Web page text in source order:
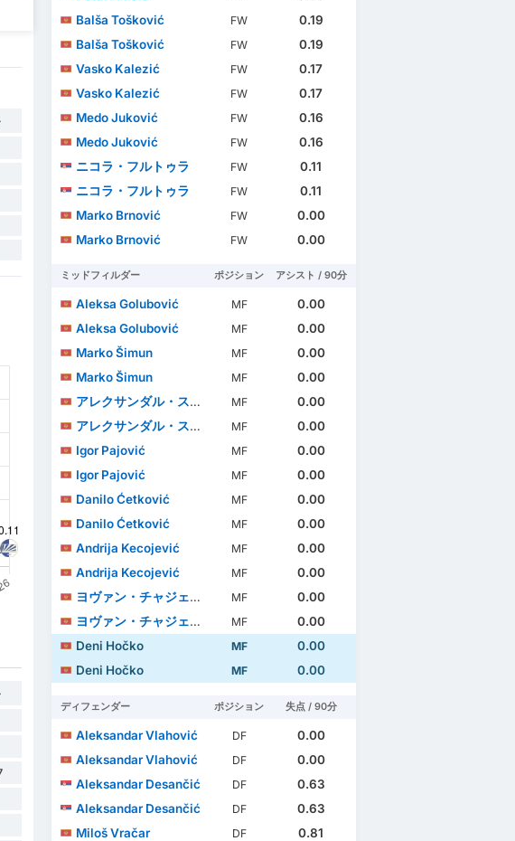
Balša Tošković
FW
0.19
Balša Tošković
FW
0.19
Vasko Kalezić
FW
0.17
Vasko Kalezić
FW
0.17
Medo Juković
FW
0.16
Medo Juković
FW
0.16
ニコラ・フルトゥラ
FW
0.11
ニコラ・フルトゥラ
FW
0.11
Marko Brnović
FW
0.00
Marko Brnović
FW 0.00
ミッドフィルダー ポジション アシスト / 90分
Aleksa Golubović MF
0.00
Aleksa Golubović
MF
0.00
Marko Šimun
MF
0.00
Marko Šimun
MF
0.00
アレクサンダル・スチェキッチ
MF
0.00
アレクサンダル・スチェキッチ
MF
0.00
Igor Pajović
MF
0.00
Igor Pajović
MF
0.00
Danilo Ćetković
MF
0.00
Danilo Ćetković
MF
0.00
Andrija Kecojević
MF
0.00
Andrija Kecojević
MF
0.00
ヨヴァン・チャジェノヴィチ
MF
0.00
ヨヴァン・チャジェノヴィチ
MF
0.00
Deni Hočko
MF
0.00
Deni Hočko
MF 0.00
ディフェンダー ポジション 失点 / 90分
Aleksandar Vlahović DF
0.00
Aleksandar Vlahović
DF
0.00
Aleksandar Desančić
DF
0.63
Aleksandar Desančić
DF
0.63
Miloš Vračar
DF
0.81